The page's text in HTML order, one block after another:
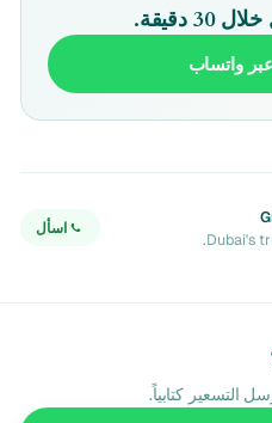
واتساب
Dubai's
اسأل
كتابياً.